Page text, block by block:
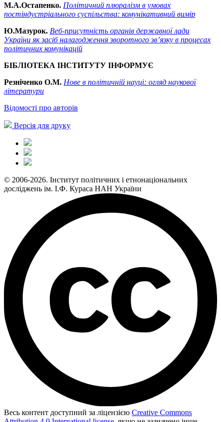
М.А.Остапенко. Політичний плюралізм в умовах
постіндустріального суспільства: комунікативний вимір
Ю.Мазурок. Веб-присутність органів державної лади
України як засіб налагодження зворотного зв’язку в процесах
політичних комунікацій
БІБЛІОТЕКА ІНСТИТУТУ ІНФОРМУЄ
Резніченко О.М. Нове в політичній науці: огляд наукової
літератури
Відомості про авторів
Версія для друку
© 2006-2026. Інститут політичних і етнонаціональних
досліджень ім. І.Ф. Кураса НАН України
Весь контент доступний за ліцензією Creative Commons